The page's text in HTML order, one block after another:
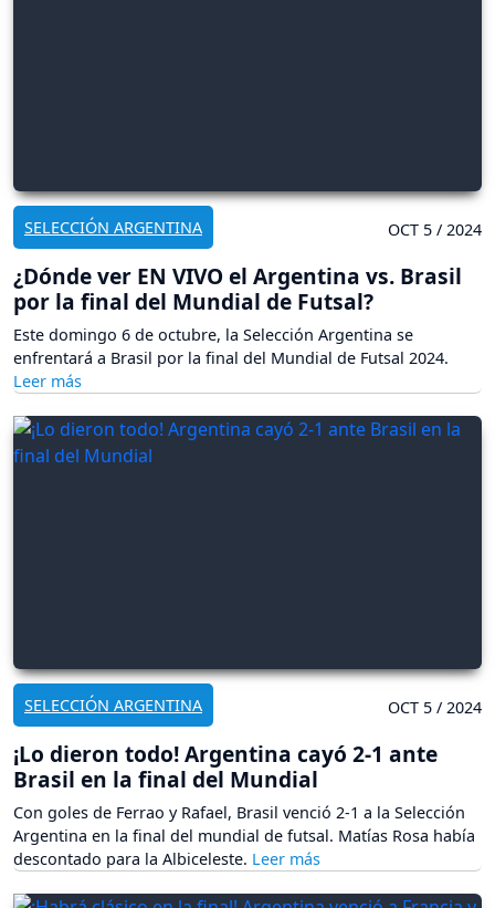
SELECCIÓN ARGENTINA OCT 5 / 2024
¿Dónde ver EN VIVO el Argentina vs. Brasil
por la final del Mundial de Futsal?
Este domingo 6 de octubre, la Selección Argentina se
enfrentará a Brasil por la final del Mundial de Futsal 2024.
SELECCIÓN ARGENTINA OCT 5 / 2024
¡Lo dieron todo! Argentina cayó 2-1 ante
Brasil en la final del Mundial
Con goles de Ferrao y Rafael, Brasil venció 2-1 a la Selección
Argentina en la final del mundial de futsal. Matías Rosa había
descontado para la Albiceleste.